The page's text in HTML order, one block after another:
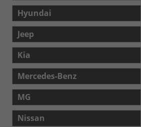
Hyundai
Jeep
Kia
Mercedes-Benz
MG
Nissan